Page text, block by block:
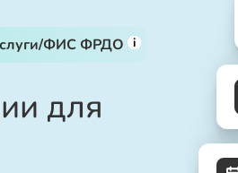
ФИС ФРДО i
для